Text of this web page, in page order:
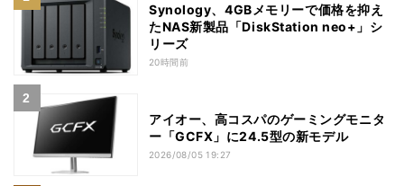
Synology、4GBメモリーで価格を抑え
たNAS新製品「DiskStation neo+」シ
リーズ
20時間前
アイオー、高コスパのゲーミングモニタ
ー「GCFX」に24.5型の新モデル
2026/08/05 19:27